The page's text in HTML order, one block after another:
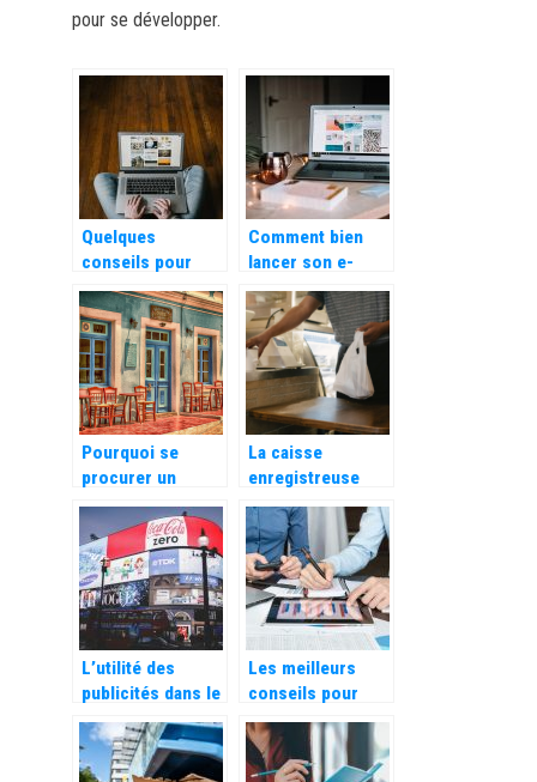
pour se développer.
Quelques
conseils pour
valoriser et
développer votre
e-commerce
Comment bien
lancer son e-
commerce
Pourquoi se
procurer un
logiciel de
reservation pour
votre restaurant ?
La caisse
enregistreuse
eco-responsable
: une innovation
pour un
commerce
durable
L’utilité des
publicités dans le
commerce
Les meilleurs
conseils pour
réussir sa
croissance
d’entreprise